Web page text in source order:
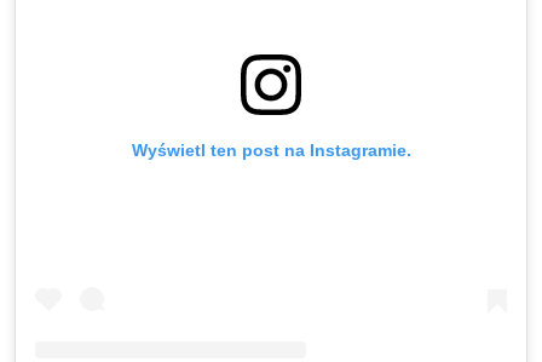
Wyświetl ten post na Instagramie.